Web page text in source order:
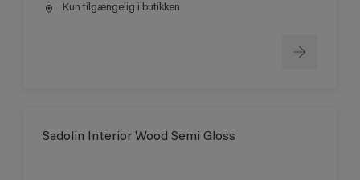
Kun tilgængelig i butikken
Sadolin Interior Wood Semi Gloss